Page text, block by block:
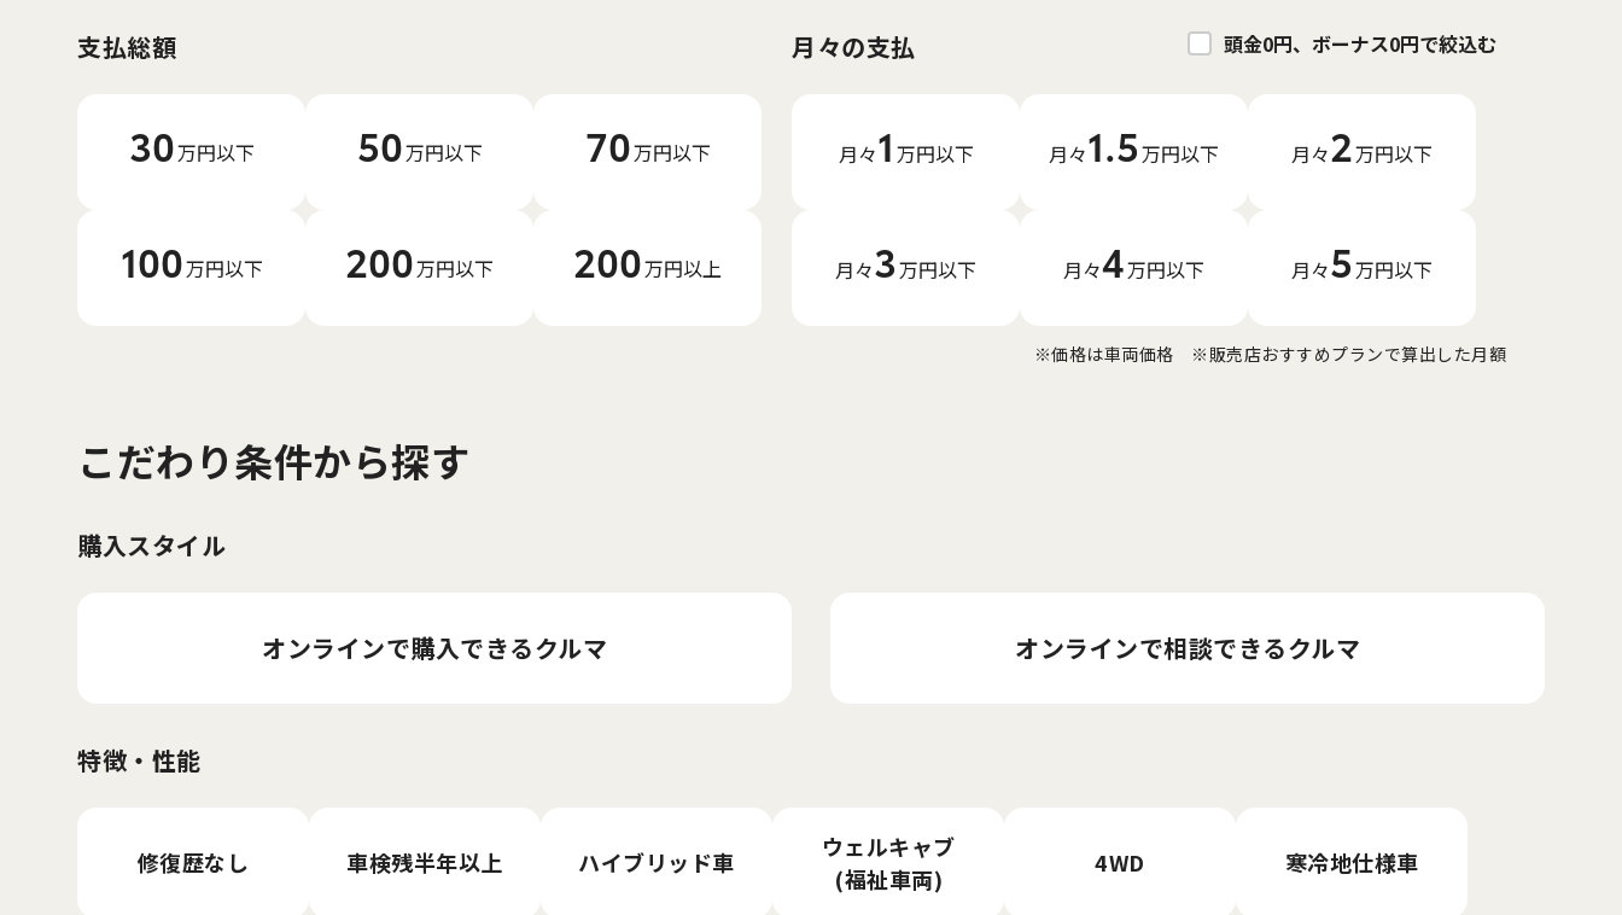
支払総額
30万円以下 50万円以下 70万円以下
100万円以下 200万円以下 200万円以上
月々の支払 頭金0円、ボーナス0円で絞込む
月々1 万円以下 月々1.5万円以下 月々2万円以下
月々3万円以下 月々4万円以下 月々5万円以下
※価格は車両価格 ※販売店おすすめプランで算出した月額
こだわり条件から探す
購入スタイル
オンラインで購入できるクルマ オンラインで相談できるクルマ
特徴・性能
修復歴なし 車検残半年以上 ハイブリッド車
ウェルキャブ
(福祉車両)
4WD 寒冷地仕様車